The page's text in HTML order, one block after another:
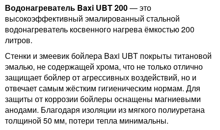
Водонагреватель Baxi UBT 200— это
высокоэффективный эмалированный стальной
водонагреватель косвенного нагрева ёмкостью 200
литров.
Стенки и змеевик бойлера Baxi UBT покрыты титановой
эмалью, не содержащей хрома, что не только отлично
защищает бойлер от агрессивных воздействий, но и
отвечает самым жёстким гигиеническим нормам. Для
защиты от коррозии бойлеры оснащены магниевыми
анодами. Благодаря изоляции из мягкого полиуретана
толщиной 50 мм, потери тепла минимальны.